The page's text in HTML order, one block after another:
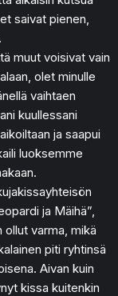
saivat pienen,
muut voisivat vain
olet minulle
vaihtaen
kuullessani
ja saapui
luoksemme
ja Mäihä”,
ollut varma, mikä
piti ryhtinsä
Aivan kuin
kissa kuitenkin